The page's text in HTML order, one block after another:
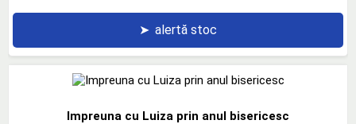
➤ alertă stoc
Impreuna cu Luiza prin anul bisericesc